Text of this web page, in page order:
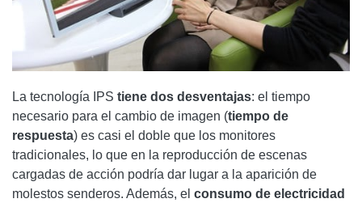
La tecnología IPS tiene dos desventajas: el tiempo
necesario para el cambio de imagen (tiempo de
respuesta) es casi el doble que los monitores
tradicionales, lo que en la reproducción de escenas
cargadas de acción podría dar lugar a la aparición de
molestos senderos. Además, el consumo de electricidad